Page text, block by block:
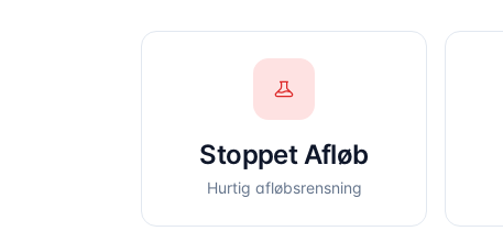
Stoppet Afløb
Hurtig afløbsrensning